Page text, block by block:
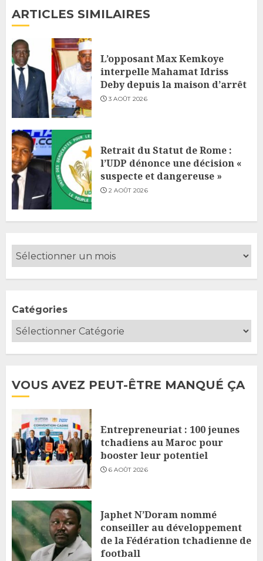
ARTICLES SIMILAIRES
L’opposant Max Kemkoye
interpelle Mahamat Idriss
Deby depuis la maison d’arrêt
3 AOÛT 2026
Retrait du Statut de Rome :
l’UDP dénonce une décision «
suspecte et dangereuse »
2 AOÛT 2026
Catégories
VOUS AVEZ PEUT-ÊTRE MANQUÉ ÇA
Entrepreneuriat : 100 jeunes
tchadiens au Maroc pour
booster leur potentiel
6 AOÛT 2026
Japhet N’Doram nommé
conseiller au développement
de la Fédération tchadienne de
football